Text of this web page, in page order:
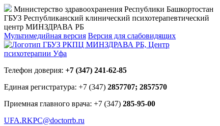
Министерство здравоохранения Республики Башкортостан
ГБУЗ Республиканский клинический психотерапевтический
центр МИНЗДРАВА РБ
Мультимедийная версия Версия для слабовидящих
Телефон доверия: +7 (347) 241-62-85
Единая регистратура: +7 (347) 2857707; 2857570
Приемная главного врача: +7 (347) 285-95-00
UFA.RKPC@doctorrb.ru